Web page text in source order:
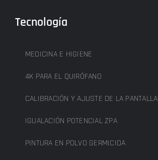
Tecnología
MEDICINA E HIGIENE
4K PARA EL QUIRÓFANO
CALIBRACIÓN Y AJUSTE DE LA PANTALLA
IGUALACIÓN POTENCIAL ZPA
PINTURA EN POLVO GERMICIDA